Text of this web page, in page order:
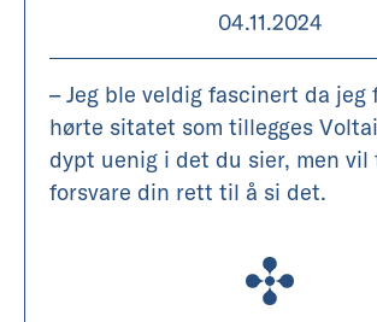
04.11.2024
– Jeg ble veldig fascinert da jeg
hørte sitatet som tillegges
dypt uenig i det du sier, men vil
forsvare din rett til å si det.